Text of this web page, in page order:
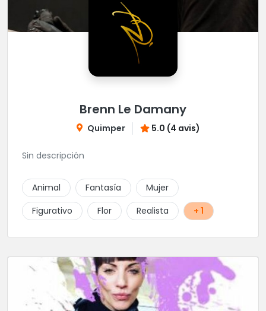
Brenn Le Damany
Quimper 5.0 (4 avis)
Sin descripción
Animal Fantasía
Mujer
Figurativo
Flor Realista + 1